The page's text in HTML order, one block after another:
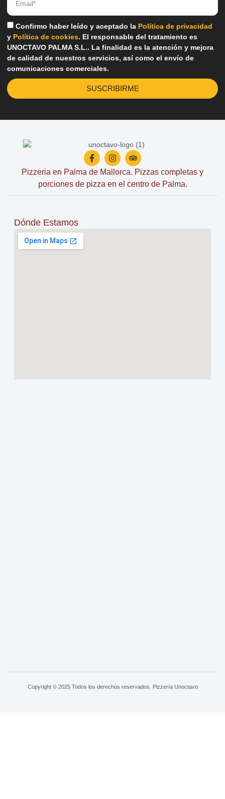
Confirmo haber leído y aceptado la Política de privacidad
y Política de cookies. El responsable del tratamiento es
UNOCTAVO PALMA S.L.. La finalidad es la atención y mejora
de calidad de nuestros servicios, así como el envío de
comunicaciones comerciales.
SUSCRIBIRME
Pizzeria en Palma de Mallorca. Pizzas completas y
porciones de pizza en el centro de Palma.
Dónde Estamos
Copyright © 2025 Todos los derechos reservados. Pizzería Unoctavo